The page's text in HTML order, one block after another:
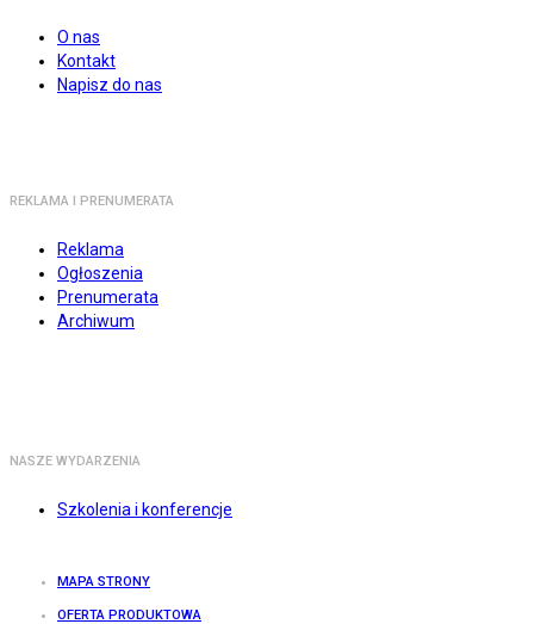
O nas
Kontakt
Napisz do nas
REKLAMA I PRENUMERATA
Reklama
Ogłoszenia
Prenumerata
Archiwum
NASZE WYDARZENIA
Szkolenia i konferencje
MAPA STRONY
OFERTA PRODUKTOWA